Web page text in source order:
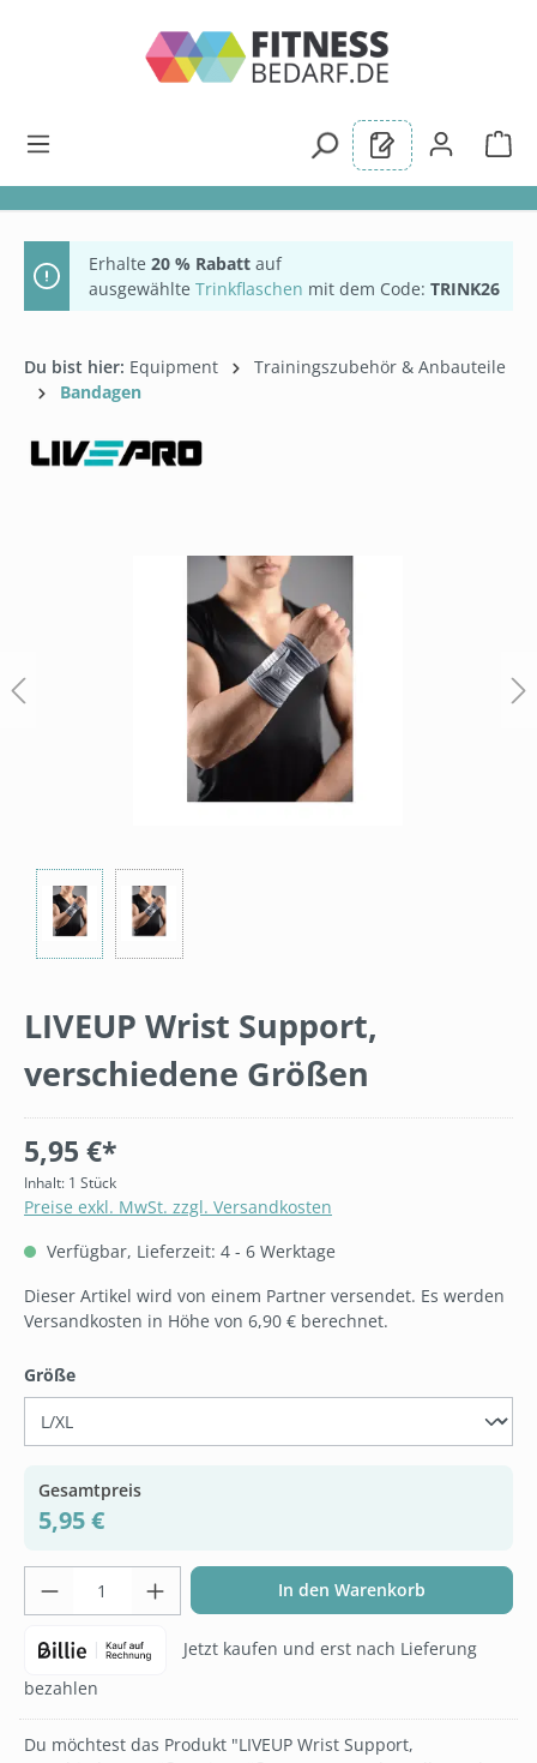
Erhalte 20 % Rabatt auf
ausgewählte Trinkflaschen mit dem Code: TRINK26
Du bist hier: Equipment
Trainingszubehör & Anbauteile
Bandagen
LIVEUP Wrist Support,
verschiedene Größen
5,95 €*
Inhalt: 1 Stück
Preise exkl. MwSt. zzgl. Versandkosten
Verfügbar, Lieferzeit: 4 - 6 Werktage
Dieser Artikel wird von einem Partner versendet. Es werden
Versandkosten in Höhe von 6,90 € berechnet.
Größeauswählen
Gesamtpreis
5,95 €
Produkt Anzahl: Gib den gewünschten
In den Warenkorb
Jetzt kaufen und erst nach Lieferung
bezahlen
Du möchtest das Produkt "LIVEUP Wrist Support,